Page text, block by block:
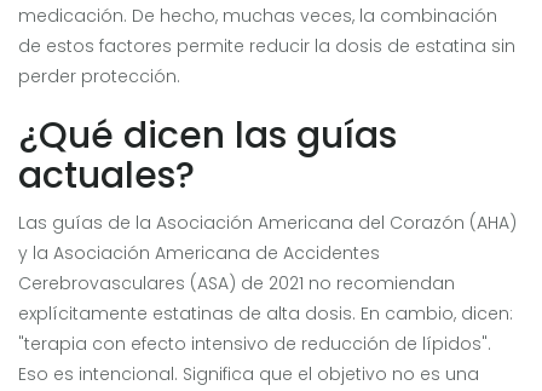
medicación. De hecho, muchas veces, la combinación
de estos factores permite reducir la dosis de estatina sin
perder protección.
¿Qué dicen las guías
actuales?
Las guías de la Asociación Americana del Corazón (AHA)
y la Asociación Americana de Accidentes
Cerebrovasculares (ASA) de 2021 no recomiendan
explícitamente estatinas de alta dosis. En cambio, dicen:
"terapia con efecto intensivo de reducción de lípidos".
Eso es intencional. Significa que el objetivo no es una